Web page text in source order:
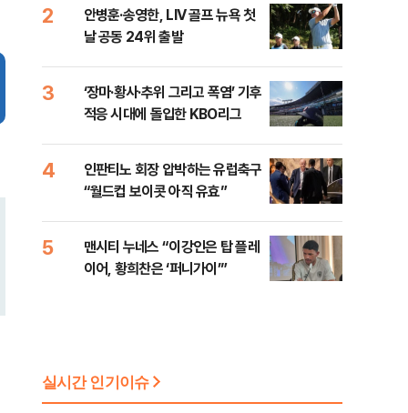
2
안병훈·송영한, LIV 골프 뉴욕 첫
날 공동 24위 출발
3
‘장마·황사·추위 그리고 폭염’ 기후
적응 시대에 돌입한 KBO리그
4
인판티노 회장 압박하는 유럽축구
“월드컵 보이콧 아직 유효”
5
맨시티 누네스 “이강인은 탑 플레
이어, 황희찬은 ‘퍼니가이’”